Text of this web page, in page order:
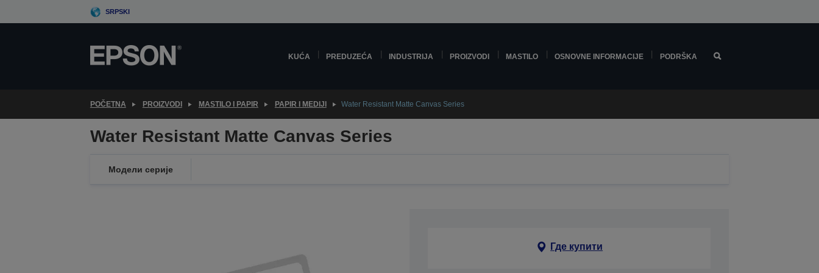
to
SRPSKI
KUĆA PREDUZEĆA INDUSTRIJA PROIZVODI MASTILO OSNOVNE INFORMACIJE PODRŠKA
POČETNA PROIZVODI MASTILO I PAPIR PAPIR I MEDIJI Water Resistant Matte Canvas Series
Water Resistant Matte Canvas Series
Модели серије
Где купити